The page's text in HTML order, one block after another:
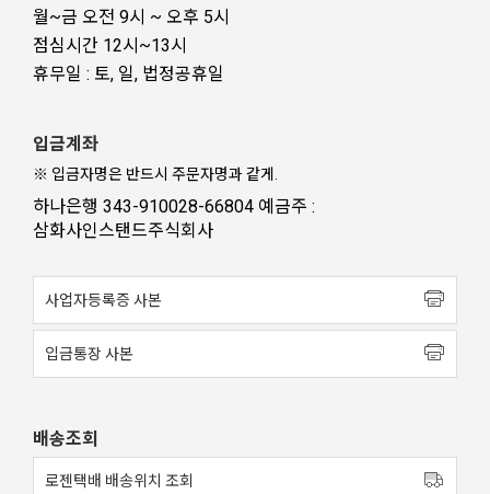
월~금 오전 9시 ~ 오후 5시
점심시간 12시~13시
휴무일 : 토, 일, 법정공휴일
입금계좌
※ 입금자명은 반드시 주문자명과 같게.
하나은행 343-910028-66804 예금주 :
삼화사인스탠드주식회사
사업자등록증 사본
입금통장 사본
배송조회
로젠택배 배송위치 조회